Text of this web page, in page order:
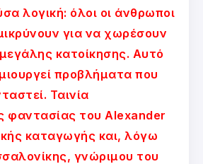
λογική: όλοι οι άνθρωποι
για να χωρέσουν
κατοίκησης. Αυτό
προβλήματα που
Ταινία
φαντασίας του Alexander
καταγωγής και, λόγω
γνώριμου του